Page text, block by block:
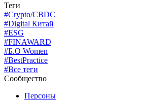
Теги
#Crypto/CBDC
#Digital Китай
#ESG
#FINAWARD
#Б.О Women
#BestPractice
#Все теги
Сообщество
Персоны